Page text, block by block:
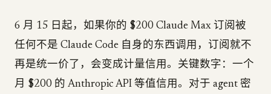
6 月 15 日起，如果你的 $200 Claude Max 订阅被
任何不是 Claude Code 自身的东西调用，订阅就不
再是统一价了，会变成计量信用。关键数字：一个
月 $200 的 Anthropic API 等值信用。对于 agent 密